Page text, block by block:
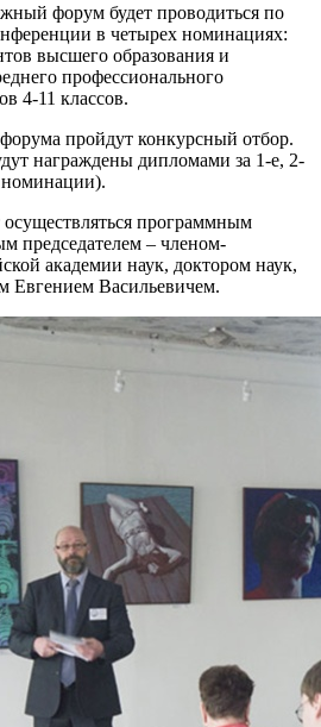
форум будет проводиться по
в четырех номинациях:
высшего образования и
профессионального
4-11 классов.
пройдут конкурсный отбор.
награждены дипломами за 1-е, 2-
номинации).
программным
председателем – членом-
академии наук, доктором наук,
Евгением Васильевичем.